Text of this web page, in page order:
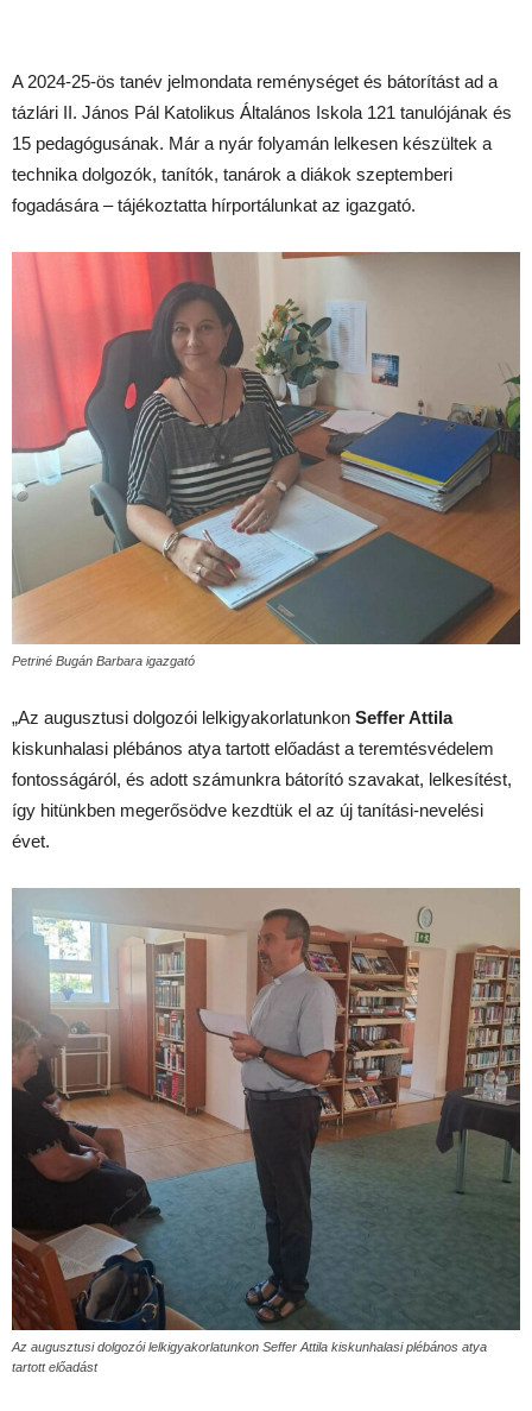
A 2024-25-ös tanév jelmondata reménységet és bátorítást ad a
tázlári II. János Pál Katolikus Általános Iskola 121 tanulójának és
15 pedagógusának. Már a nyár folyamán lelkesen készültek a
technika dolgozók, tanítók, tanárok a diákok szeptemberi
fogadására – tájékoztatta hírportálunkat az igazgató.
Petriné Bugán Barbara igazgató
„Az augusztusi dolgozói lelkigyakorlatunkon Seffer Attila
kiskunhalasi plébános atya tartott előadást a teremtésvédelem
fontosságáról, és adott számunkra bátorító szavakat, lelkesítést,
így hitünkben megerősödve kezdtük el az új tanítási-nevelési
évet.
Az augusztusi dolgozói lelkigyakorlatunkon Seffer Attila kiskunhalasi plébános atya
tartott előadást